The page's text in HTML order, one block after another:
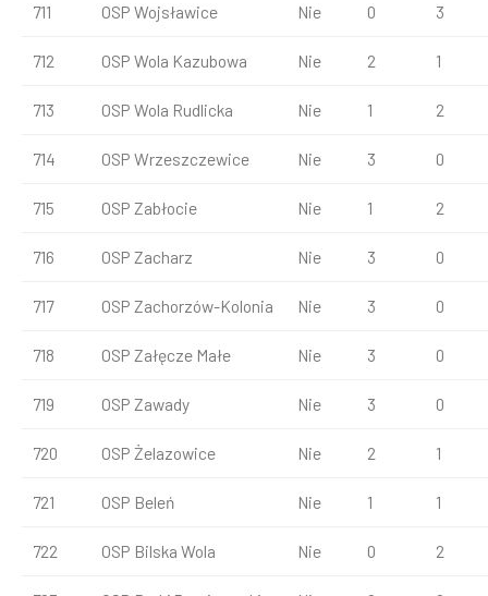
711 OSP Wojsławice Nie 0 3
712 OSP Wola Kazubowa Nie 2 1
713 OSP Wola Rudlicka Nie 1 2
714 OSP Wrzeszczewice Nie 3 0
715 OSP Zabłocie Nie 1 2
716 OSP Zacharz Nie 3 0
717 OSP Zachorzów-Kolonia Nie 3 0
718 OSP Załęcze Małe Nie 3 0
719 OSP Zawady Nie 3 0
720 OSP Żelazowice Nie 2 1
721 OSP Beleń Nie 1 1
722 OSP Bilska Wola Nie 0 2